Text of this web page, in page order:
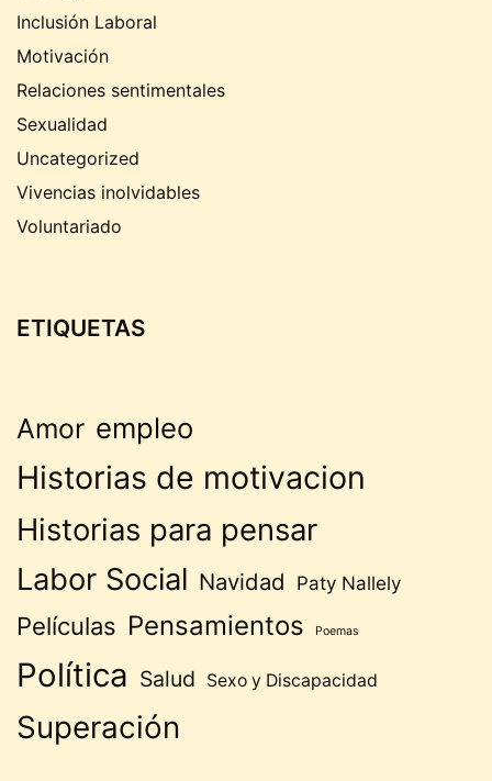
Inclusión Laboral
Motivación
Relaciones sentimentales
Sexualidad
Uncategorized
Vivencias inolvidables
Voluntariado
ETIQUETAS
Amor empleo
Historias de motivacion
Historias para pensar
Labor Social Navidad Paty Nallely
Películas Pensamientos Poemas
Política Salud Sexo y Discapacidad
Superación